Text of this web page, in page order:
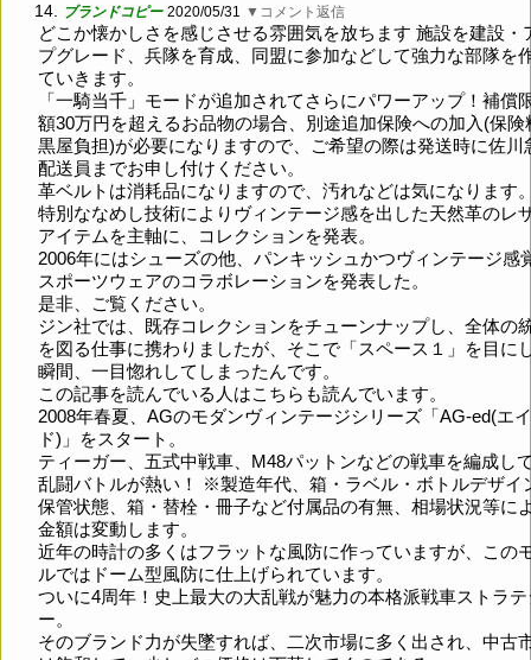
14. ブランドコピー 2020/05/31 ▼コメント返信
どこか懐かしさを感じさせる雰囲気を放ちます 施設を建設・
プグレード、兵隊を育成、同盟に参加などして強力な部隊を
ていきます。
「一騎当千」モードが追加されてさらにパワーアップ！補償
額30万円を超えるお品物の場合、別途追加保険への加入(保険
黒屋負担)が必要になりますので、ご希望の際は発送時に佐川
配送員までお申し付けください。
革ベルトは消耗品になりますので、汚れなどは気になります
特別ななめし技術によりヴィンテージ感を出した天然革のレ
アイテムを主軸に、コレクションを発表。
2006年にはシューズの他、パンキッシュかつヴィンテージ感
スポーツウェアのコラボレーションを発表した。
是非、ご覧ください。
ジン社では、既存コレクションをチューンナップし、全体の
を図る仕事に携わりましたが、そこで「スペース１」を目に
瞬間、一目惚れしてしまったんです。
この記事を読んでいる人はこちらも読んでいます。
2008年春夏、AGのモダンヴィンテージシリーズ「AG-ed(エ
ド)」をスタート。
ティーガー、五式中戦車、M48パットンなどの戦車を編成し
乱闘バトルが熱い！ ※製造年代、箱・ラベル・ボトルデザイ
保管状態、箱・替栓・冊子など付属品の有無、相場状況等に
金額は変動します。
近年の時計の多くはフラットな風防に作っていますが、この
ルではドーム型風防に仕上げられています。
ついに4周年！史上最大の大乱戦が魅力の本格派戦車ストラテ
ー。
そのブランド力が失墜すれば、二次市場に多く出され、中古